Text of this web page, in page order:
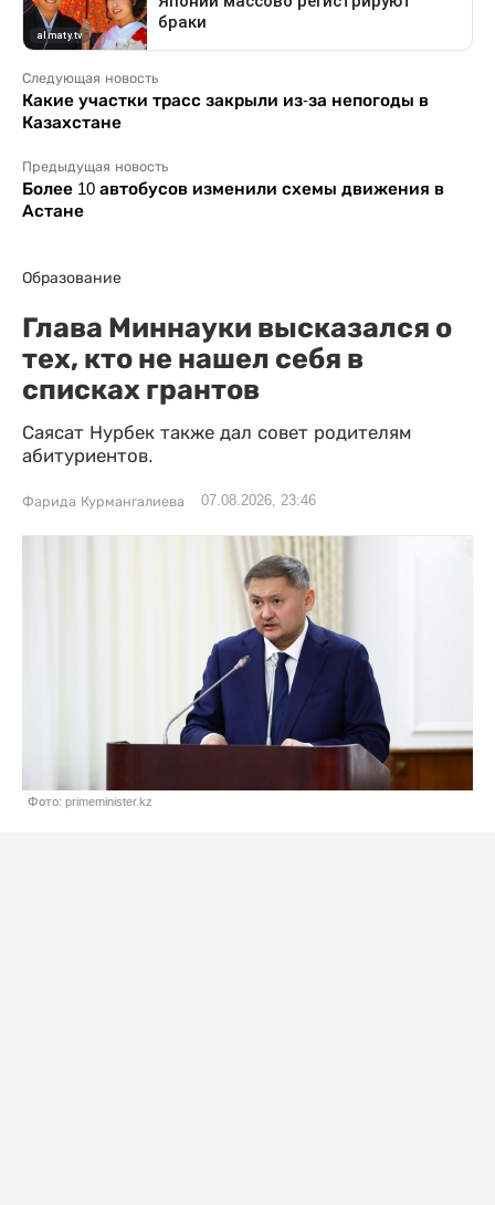
Следующая новость
Какие участки трасс закрыли из-за непогоды в
Казахстане
Предыдущая новость
Более 10 автобусов изменили схемы движения в
Астане
Образование
Глава Миннауки высказался о
тех, кто не нашел себя в
списках грантов
Саясат Нурбек также дал совет родителям
абитуриентов.
Фарида Курмангалиева 07.08.2026, 23:46
Фото: primeminister.kz